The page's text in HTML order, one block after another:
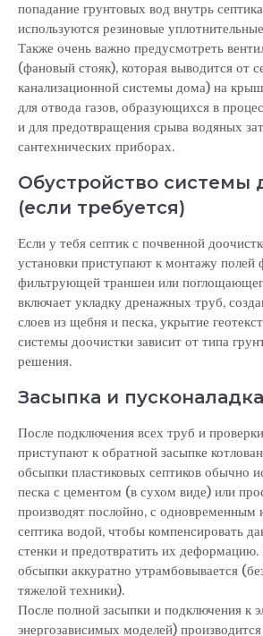
попадание грунтовых вод внутрь
используются резиновые
Также очень важно предусмотреть
(фановый стояк), которая выводится от
канализационной системы дома) на
для отвода газов, образующихся в
и для предотвращения срыва водяных
сантехнических приборах.
Обустройство системы
(если требуется)
Если у тебя септик с почвенной
установки приступают к монтажу полей
фильтрующей траншеи или
включает укладку дренажных труб,
слоев из щебня и песка, укрытие
системы доочистки зависит от типа
решения.
Засыпка и пусконаладка
После подключения всех труб и
приступают к обратной засыпке
обсыпки пластиковых септиков обычно
песка с цементом (в сухом виде) или
производят послойно, с одновременным
септика водой, чтобы компенсировать
стенки и предотвратить их
обсыпки аккуратно утрамбовывается
тяжелой техники).
После полной засыпки и подключения к
энергозависимых моделей)